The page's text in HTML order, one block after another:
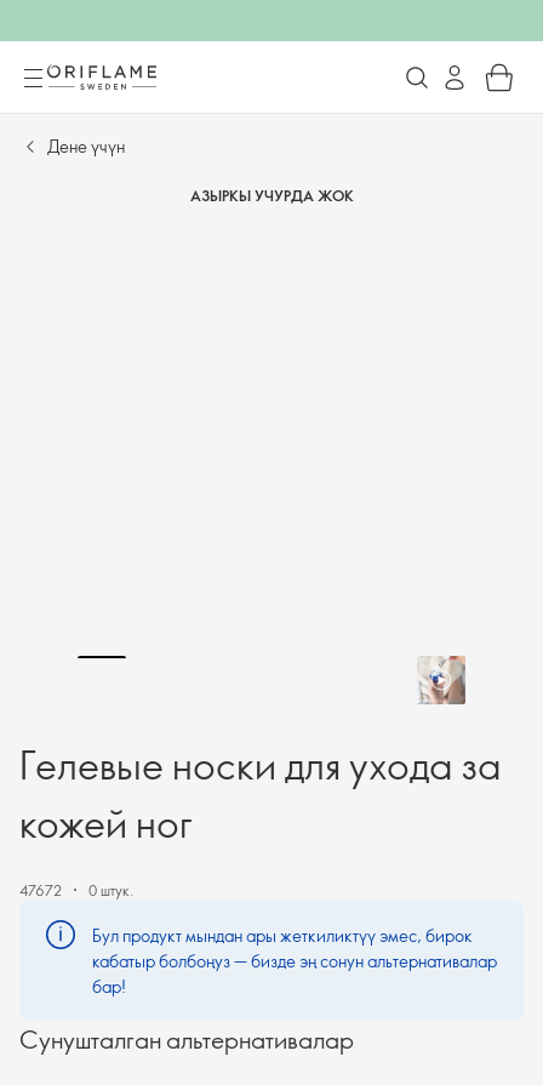
Дене үчүн
АЗЫРКЫ УЧУРДА ЖОК
Гелевые носки для ухода за
кожей ног
47672 0 штук.
Бул продукт мындан ары жеткиликтүү эмес, бирок
кабатыр болбоңуз — бизде эң сонун альтернативалар
бар!
Сунушталган альтернативалар